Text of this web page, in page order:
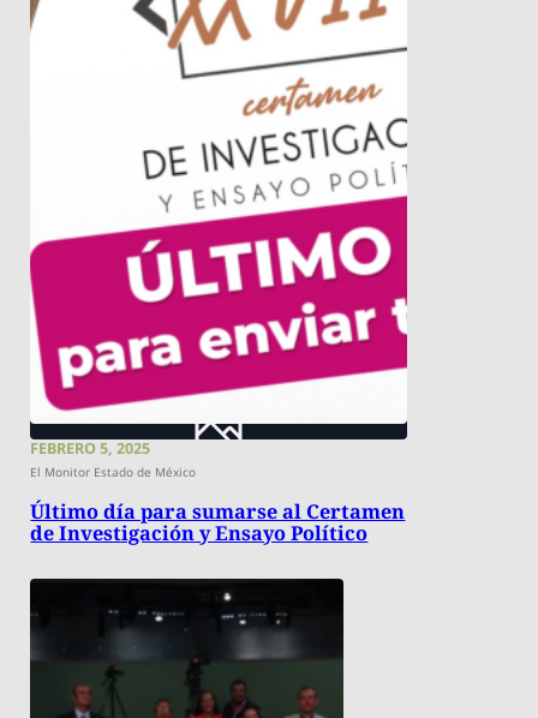
FEBRERO 5, 2025
El Monitor Estado de México
Último día para sumarse al Certamen
de Investigación y Ensayo Político